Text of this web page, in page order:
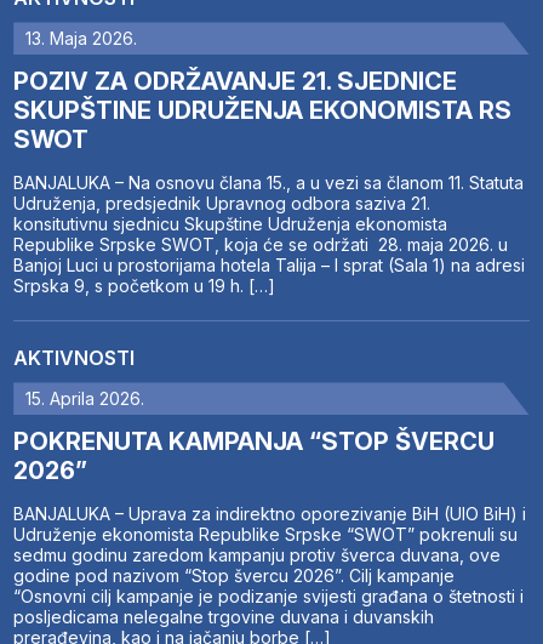
13. Maja 2026.
POZIV ZA ODRŽAVANJE 21. SJEDNICE
SKUPŠTINE UDRUŽENJA EKONOMISTA RS
SWOT
BANJALUKA – Na osnovu člana 15., a u vezi sa članom 11. Statuta
Udruženja, predsjednik Upravnog odbora saziva 21.
konsitutivnu sjednicu Skupštine Udruženja ekonomista
Republike Srpske SWOT, koja će se održati 28. maja 2026. u
Banjoj Luci u prostorijama hotela Talija – I sprat (Sala 1) na adresi
Srpska 9, s početkom u 19 h. […]
AKTIVNOSTI
15. Aprila 2026.
POKRENUTA KAMPANJA “STOP ŠVERCU
2026”
BANJALUKA – Uprava za indirektno oporezivanje BiH (UIO BiH) i
Udruženje ekonomista Republike Srpske “SWOT” pokrenuli su
sedmu godinu zaredom kampanju protiv šverca duvana, ove
godine pod nazivom “Stop švercu 2026”. Cilj kampanje
“Osnovni cilj kampanje je podizanje svijesti građana o štetnosti i
posljedicama nelegalne trgovine duvana i duvanskih
prerađevina, kao i na jačanju borbe […]